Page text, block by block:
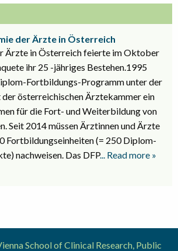
der Ärzte in Österreich
Ärzte in Österreich feierte im Oktober
ihr 25 -jähriges Bestehen.1995
Fortbildungs-Programm unter der
österreichischen Ärztekammer ein
für die Fort- und Weiterbildung von
Seit 2014 müssen Ärztinnen und Ärzte
Fortbildungseinheiten (= 250 Diplom-
nachweisen. Das DFP... Read more »
School of Clinical Research, Public